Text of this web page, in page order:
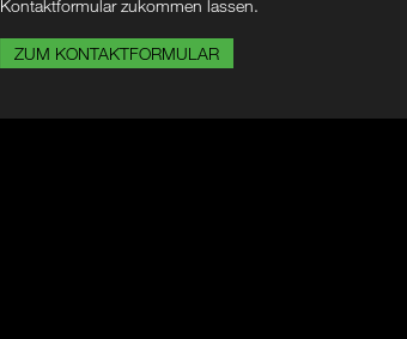
Kontaktformular zukommen lassen.
ZUM KONTAKTFORMULAR